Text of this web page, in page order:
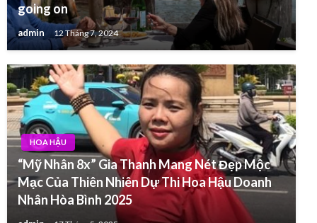
going on
admin 12 Tháng 7, 2024
HOA HẬU
“Mỹ Nhân 8x” Gia Thanh Mang Nét Đẹp Mộc
Mạc Của Thiên Nhiên Dự Thi Hoa Hậu Doanh
Nhân Hòa Bình 2025